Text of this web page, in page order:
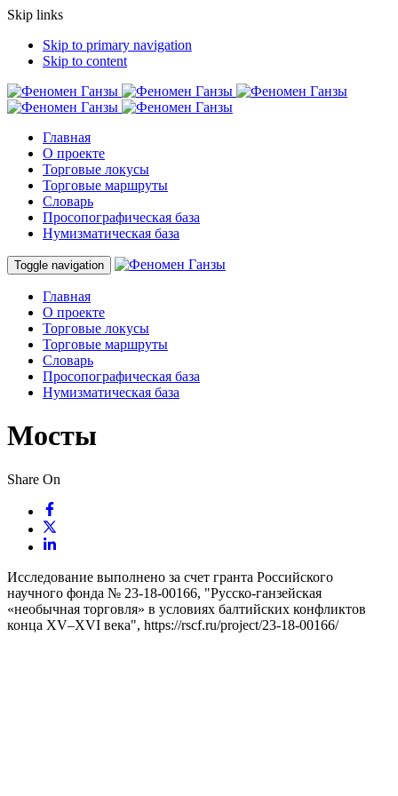
Skip links
Skip to primary navigation
Skip to content
Главная
О проекте
Торговые локусы
Торговые маршруты
Словарь
Просопографическая база
Нумизматическая база
Toggle navigation
Главная
О проекте
Торговые локусы
Торговые маршруты
Словарь
Просопографическая база
Нумизматическая база
Мосты
Share On
Исследование выполнено за счет гранта Российского
научного фонда № 23-18-00166, "Русско-ганзейская
«необычная торговля» в условиях балтийских конфликтов
конца XV–XVI века", https://rscf.ru/project/23-18-00166/